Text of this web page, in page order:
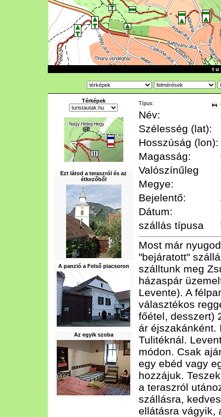
t u
Térképek
Ezt látod a teraszról és az
étkezőből
A panzió a Felső piacsoron
Az egyik szoba
Típus:
Név:
Szélesség (lat):
Hosszúság (lon):
Magasság:
Valószínűleg
Megye:
Bejelentő:
Dátum:
szállás típusa
Most már
"bejáratott"
szálltunk meg
házaspár
Levente). A
választékos
főétel, desszert)
ár éjszakánként.
Tulitéknál.
módon. Csak
egy ebéd vagy
hozzájuk.
a teraszról
szállásra,
ellátásra vágyik,